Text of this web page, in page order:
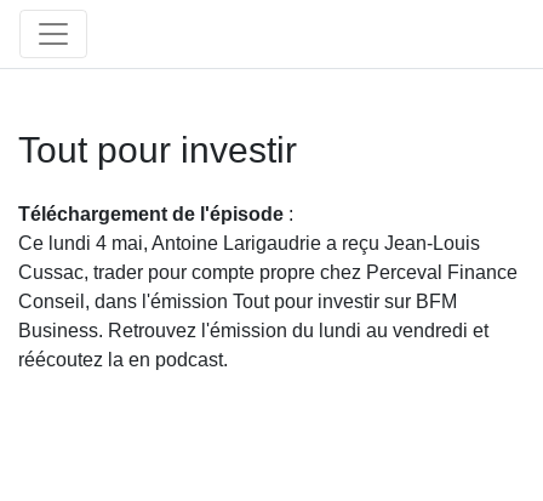
Tout pour investir
Téléchargement de l'épisode :
Ce lundi 4 mai, Antoine Larigaudrie a reçu Jean-Louis
Cussac, trader pour compte propre chez Perceval Finance
Conseil, dans l'émission Tout pour investir sur BFM
Business. Retrouvez l'émission du lundi au vendredi et
réécoutez la en podcast.